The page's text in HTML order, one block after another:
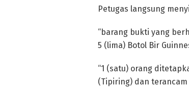
Petugas langsung
“barang bukti yang
5 (lima) Botol Bir
“1 (satu) orang
(Tipiring) dan terancam